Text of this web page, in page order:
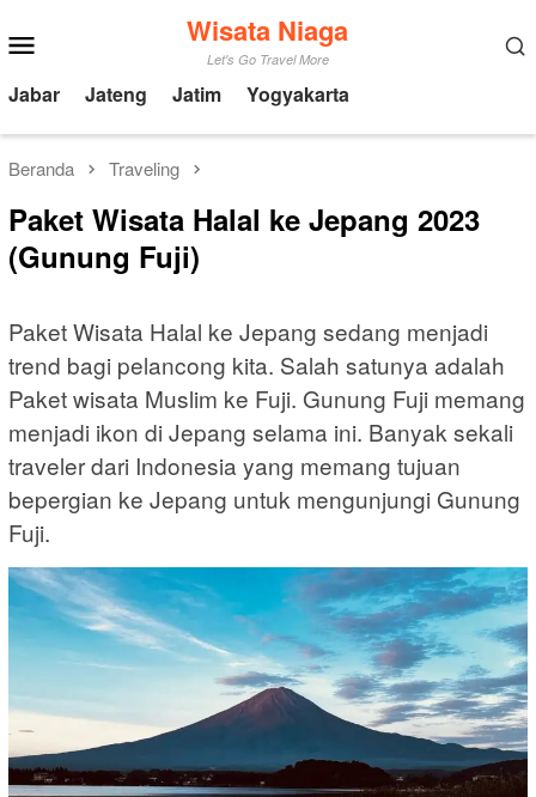
ke
Mobile
Wisata Niaga
Let's Go Travel More
Jabar Jateng Jatim Yogyakarta
Beranda Traveling
Paket Wisata Halal ke Jepang 2023
(Gunung Fuji)
Paket Wisata Halal ke Jepang sedang menjadi
trend bagi pelancong kita. Salah satunya adalah
Paket wisata Muslim ke Fuji. Gunung Fuji memang
menjadi ikon di Jepang selama ini. Banyak sekali
traveler dari Indonesia yang memang tujuan
bepergian ke Jepang untuk mengunjungi Gunung
Fuji.